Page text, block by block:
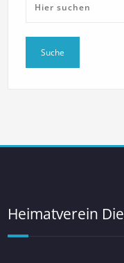
Heimatverein